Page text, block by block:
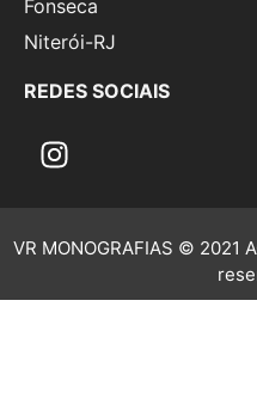
Fonseca
Niterói-RJ
REDES SOCIAIS
VR MONOGRAFIAS © 2021